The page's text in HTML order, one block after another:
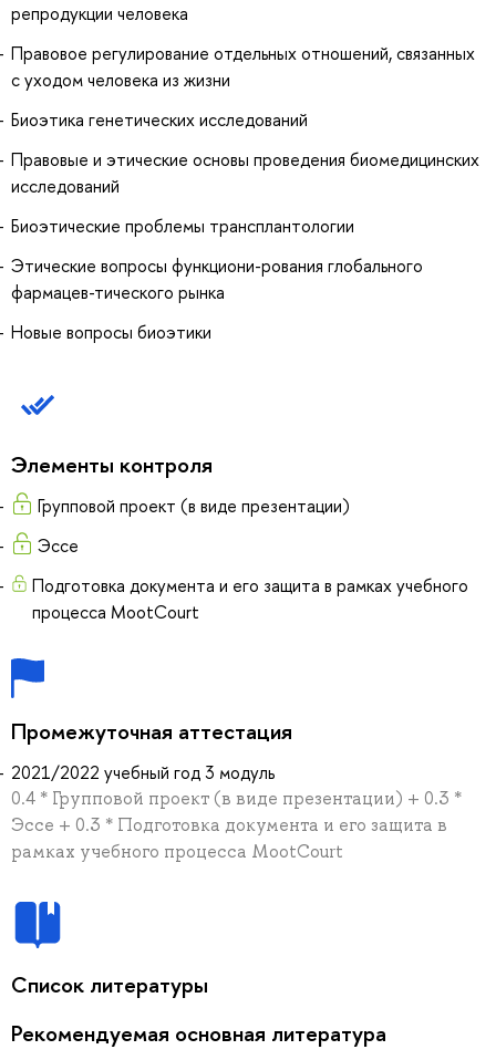
репродукции человека
Правовое регулирование отдельных отношений, связанных
с уходом человека из жизни
Биоэтика генетических исследований
Правовые и этические основы проведения биомедицинских
исследований
Биоэтические проблемы трансплантологии
Этические вопросы функциони-рования глобального
фармацев-тического рынка
Новые вопросы биоэтики
Элементы контроля
Групповой проект (в виде презентации)
Эссе
Подготовка документа и его защита в рамках учебного
процесса MootCourt
Промежуточная аттестация
2021/2022 учебный год 3 модуль
0.4 * Групповой проект (в виде презентации) + 0.3 *
Эссе + 0.3 * Подготовка документа и его защита в
рамках учебного процесса MootCourt
Список литературы
Рекомендуемая основная литература